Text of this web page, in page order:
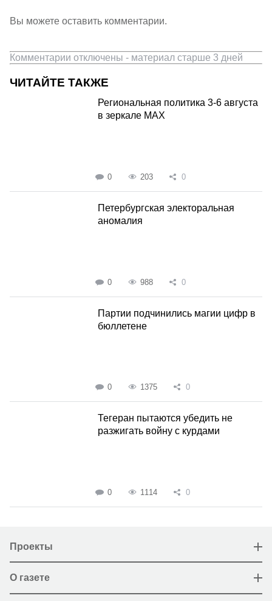
Вы можете оставить комментарии.
Комментарии отключены - материал старше 3 дней
ЧИТАЙТЕ ТАКЖЕ
Региональная политика 3-6 августа
в зеркале MAX
0 203 0
Петербургская электоральная
аномалия
0 988 0
Партии подчинились магии цифр в
бюллетене
0 1375 0
Тегеран пытаются убедить не
разжигать войну с курдами
0 1114 0
Проекты
О газете